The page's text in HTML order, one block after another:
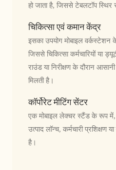
हो जाता है, जिससे टेबलटॉप स्थिर
चिकित्सा एवं कमान केंद्र
इसका उपयोग मोबाइल
जिससे चिकित्सा कर्मचारियों या
राउंड या निरीक्षण के दौरान
मिलती है।
कॉर्पोरेट मीटिंग सेंटर
एक मोबाइल लेक्चर स्टैंड के रूप में,
उत्पाद लॉन्च, कर्मचारी प्रशिक्षण
है।